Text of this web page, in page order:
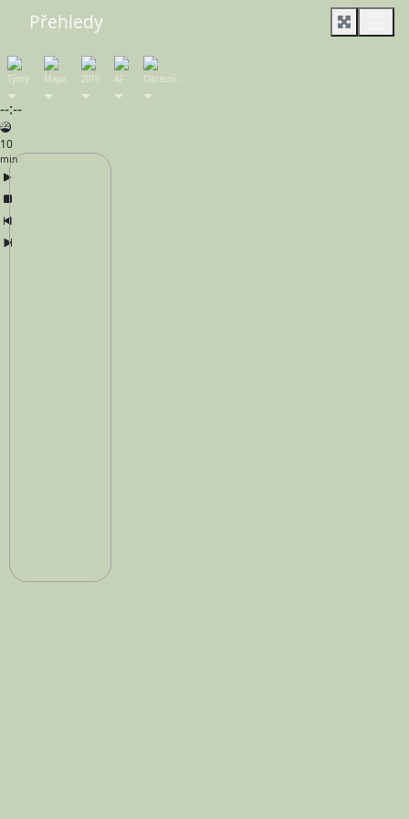
Přehledy
Týmy Mapa 2019 AF Okresní…
--:--
10
min